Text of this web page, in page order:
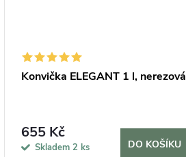
Konvička ELEGANT 1 l, nerezová
655 Kč
Skladem 2 ks DO KOŠÍKU